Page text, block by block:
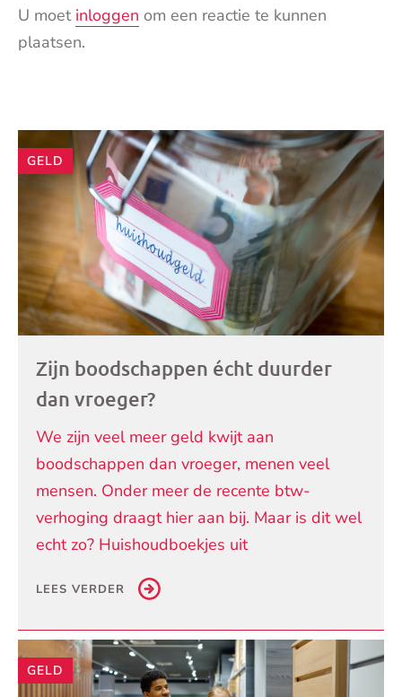
U moet inloggen om een reactie te kunnen
plaatsen.
Andere
artikelen
GELD
Zijn boodschappen écht duurder
dan vroeger?
We zijn veel meer geld kwijt aan
boodschappen dan vroeger, menen veel
mensen. Onder meer de recente btw-
verhoging draagt hier aan bij. Maar is dit wel
echt zo? Huishoudboekjes uit
LEES VERDER
GELD